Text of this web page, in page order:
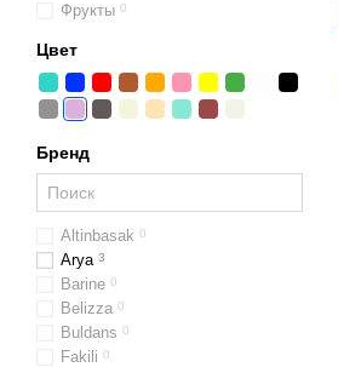
Фрукты 0
Цвет
Бренд
Altinbasak 0
Arya 3
Barine 0
Belizza 0
Buldans 0
Fakili 0